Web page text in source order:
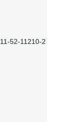
11-52-11210-2701